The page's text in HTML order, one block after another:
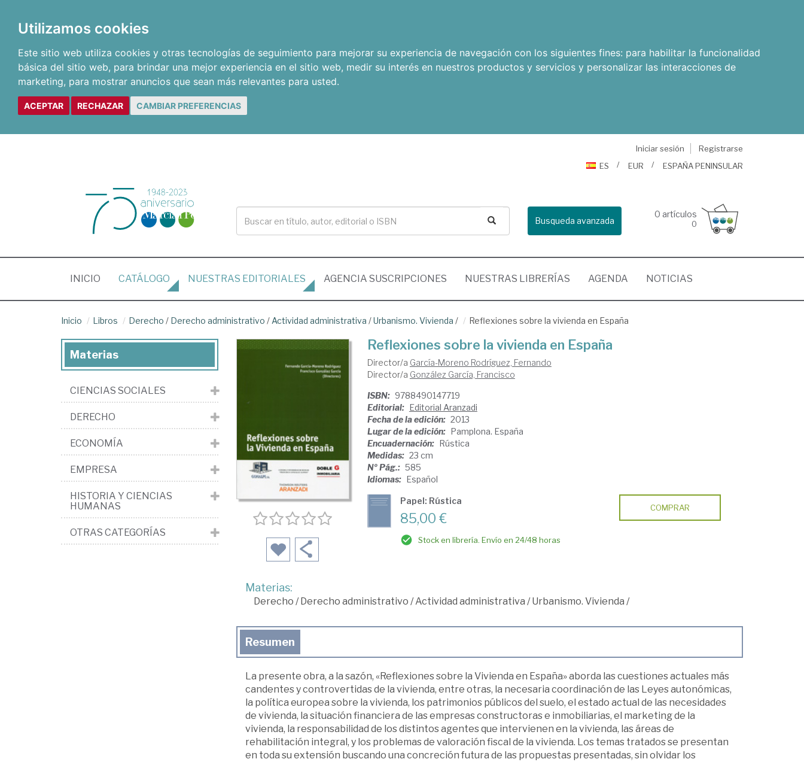
Utilizamos cookies
Este sitio web utiliza cookies y otras tecnologías de seguimiento para mejorar su experiencia de navegación con los siguientes fines: para habilitar la funcionalidad
básica del sitio web, para brindar una mejor experiencia en el sitio web, medir su interés en nuestros productos y servicios y personalizar las interacciones de
marketing, para mostrar anuncios que sean más relevantes para usted.
ACEPTAR RECHAZAR CAMBIAR PREFERENCIAS
Iniciar sesión
Registrarse
ES
EUR ESPAÑA PENINSULAR
Busqueda avanzada
0 artículos
0
INICIO (CURRENT)
CATÁLOGO NUESTRAS EDITORIALES AGENCIA SUSCRIPCIONES NUESTRAS LIBRERÍAS AGENDA NOTICIAS
Inicio Libros Derecho / Derecho administrativo / Actividad administrativa /Urbanismo. Vivienda / Reflexiones sobre la vivienda en España
Reflexiones sobre la vivienda en España
Director/a García-Moreno Rodríguez, Fernando
Director/a González García, Francisco
ISBN: 9788490147719
Editorial: Editorial Aranzadi
Fecha de la edición: 2013
Lugar de la edición: Pamplona. España
Encuadernación: Rústica
Medidas: 23 cm
Nº Pág.: 585
Idiomas: Español
Papel: Rústica
85,00 €
Stock en librería. Envío en 24/48 horas
COMPRAR
Materias:
Derecho /Derecho administrativo /Actividad administrativa /Urbanismo. Vivienda /
Resumen
La presente obra, a la sazón, «Reflexiones sobre la Vivienda en España» aborda las cuestiones actuales más
candentes y controvertidas de la vivienda, entre otras, la necesaria coordinación de las Leyes autonómicas,
la política europea sobre la vivienda, los patrimonios públicos del suelo, el estado actual de las necesidades
de vivienda, la situación financiera de las empresas constructoras e inmobiliarias, el marketing de la
vivienda, la responsabilidad de los distintos agentes que intervienen en la vivienda, las áreas de
rehabilitación integral, y los problemas de valoración fiscal de la vivienda. Los temas tratados se presentan
en toda su extensión buscando una concreción futura de las propuestas presentadas, sin olvidar los
Materias
CIENCIAS SOCIALES
DERECHO
ECONOMÍA
EMPRESA
HISTORIA Y CIENCIAS
HUMANAS
OTRAS CATEGORÍAS